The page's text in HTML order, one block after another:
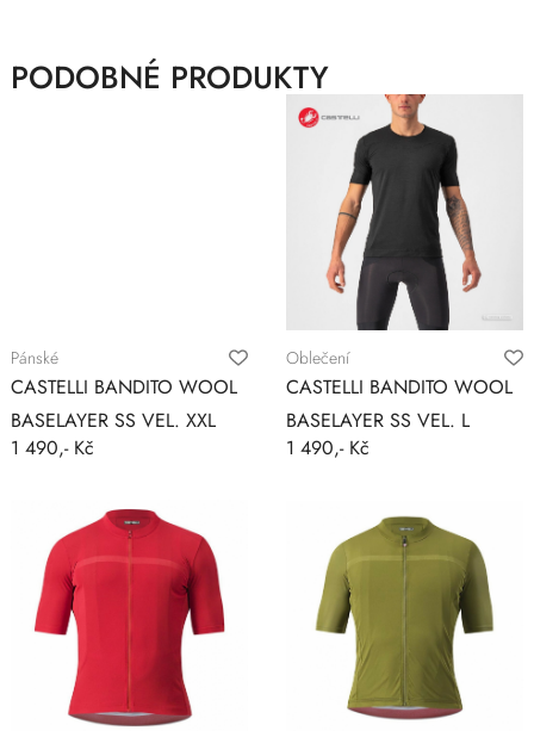
PODOBNÉ PRODUKTY
Pánské
CASTELLI BANDITO WOOL
BASELAYER SS VEL. XXL
1 490,- Kč
Oblečení
CASTELLI BANDITO WOOL
BASELAYER SS VEL. L
1 490,- Kč